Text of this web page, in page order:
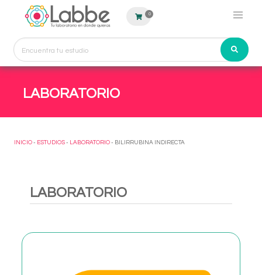
0
LABORATORIO
INICIO - ESTUDIOS - LABORATORIO - BILIRRUBINA INDIRECTA
LABORATORIO